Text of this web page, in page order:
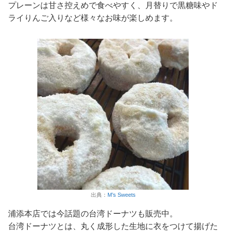
プレーンは甘さ控えめで食べやすく、月替りで黒糖味やド
ライりんご入りなど様々なお味が楽しめます。
出典： M’s Sweets
浦添本店では今話題の台湾ドーナツも販売中。
台湾ドーナツとは、丸く成形した生地に衣をつけて揚げた